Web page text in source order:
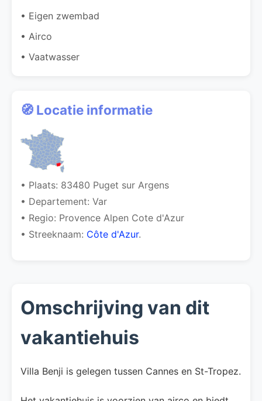
• Eigen zwembad
• Airco
• Vaatwasser
🧭 Locatie informatie
• Plaats: 83480 Puget sur Argens
• Departement: Var
• Regio: Provence Alpen Cote d'Azur
• Streeknaam: Côte d'Azur.
Omschrijving van dit
vakantiehuis
Villa Benji is gelegen tussen Cannes en St-Tropez.